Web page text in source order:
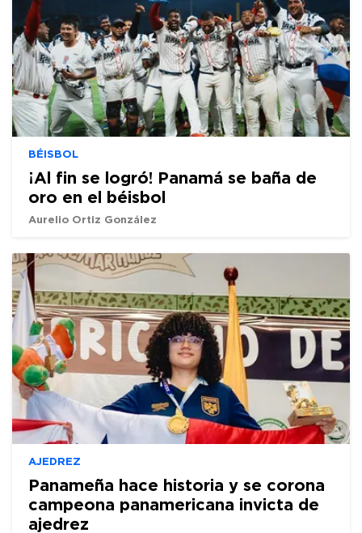
BÉISBOL
¡Al fin se logró! Panamá se baña de
oro en el béisbol
Aurelio Ortiz González
AJEDREZ
Panameña hace historia y se corona
campeona panamericana invicta de
ajedrez